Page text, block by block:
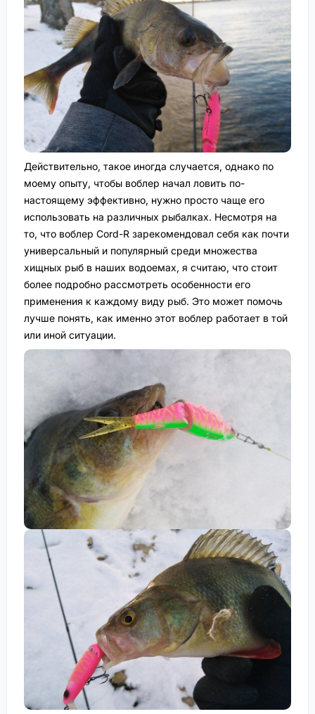
Действительно, такое иногда случается, однако по
моему опыту, чтобы воблер начал ловить по-
настоящему эффективно, нужно просто чаще его
использовать на различных рыбалках. Несмотря на
то, что воблер Cord-R зарекомендовал себя как почти
универсальный и популярный среди множества
хищных рыб в наших водоемах, я считаю, что стоит
более подробно рассмотреть особенности его
применения к каждому виду рыб. Это может помочь
лучше понять, как именно этот воблер работает в той
или иной ситуации.